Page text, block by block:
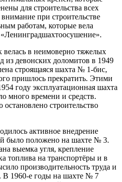
для строительства всех
при строительстве
работам, которые вела
«Ленинградшахтоосушение».
в неимоверно тяжелых
из девонских доломитов в 1949
строящаяся шахта № 1-бис,
пришлось прекратить. Этими
году эксплуатационная шахта
много времени и средств.
строительство
активное внедрение
было положено на шахте № 3.
выемка угля, крепление
топлива на транспортёры и в
производительность труда и
В 1960-е годы на шахте № 7